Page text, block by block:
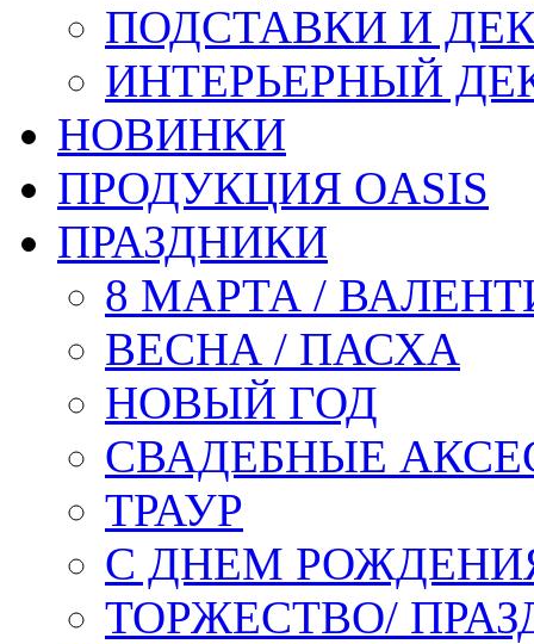
ПОДСТАВКИ И
ИНТЕРЬЕРНЫЙ
НОВИНКИ
ПРОДУКЦИЯ OASIS
ПРАЗДНИКИ
8 МАРТА /
ВЕСНА / ПАСХА
НОВЫЙ ГОД
СВАДЕБНЫЕ
ТРАУР
С ДНЕМ
ТОРЖЕСТВО/